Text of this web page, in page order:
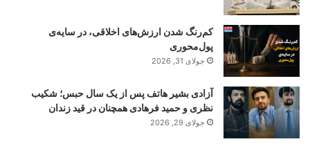
کم‌رنگ شدن ارزش‌های اخلاقی، در سایه‌ی
پول‌محوری
جولای 31, 2026
آزادی بشیر هاتف پس از یک سال حبس؛ شکیب
نظری و حمید فرهادی همچنان در قید زندان
جولای 29, 2026